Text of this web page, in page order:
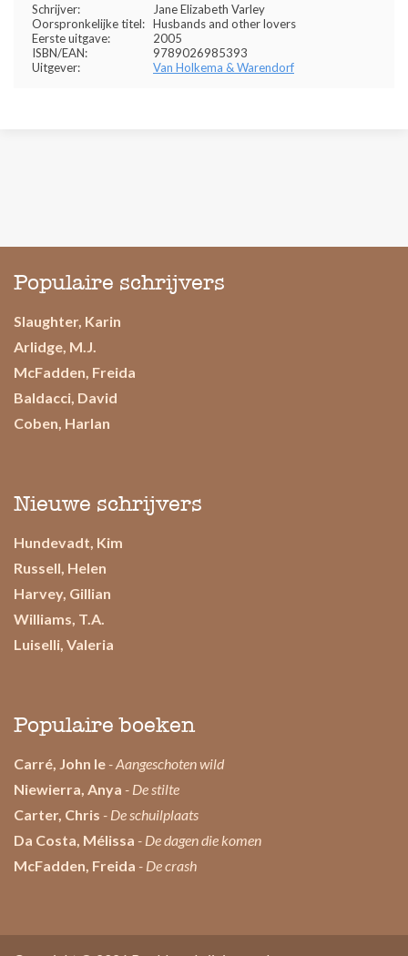
Schrijver:
Jane Elizabeth Varley
Oorspronkelijke titel: Husbands and other lovers
Eerste uitgave:
2005
ISBN/EAN:
9789026985393
Uitgever:
Van Holkema & Warendorf
Populaire schrijvers
Slaughter, Karin
Arlidge, M.J.
McFadden, Freida
Baldacci, David
Coben, Harlan
Nieuwe schrijvers
Hundevadt, Kim
Russell, Helen
Harvey, Gillian
Williams, T.A.
Luiselli, Valeria
Populaire boeken
Carré, John le - Aangeschoten wild
Niewierra, Anya - De stilte
Carter, Chris - De schuilplaats
Da Costa, Mélissa - De dagen die komen
McFadden, Freida - De crash